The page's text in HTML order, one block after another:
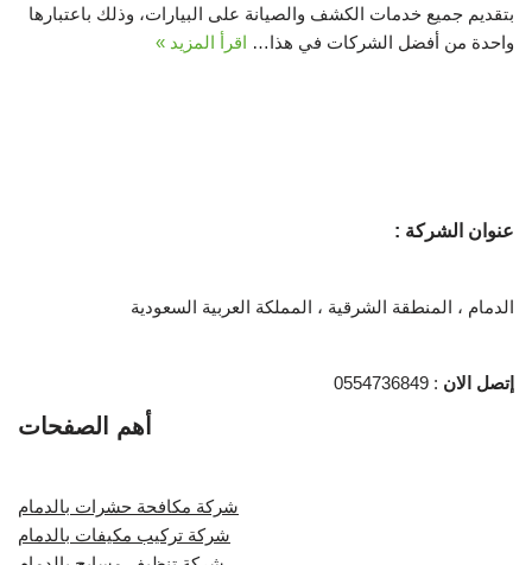
بتقديم جميع خدمات الكشف والصيانة على البيارات، وذلك باعتبارها
واحدة من أفضل الشركات في هذا…
اقرأ المزيد »
عنوان الشركة :
الدمام ، المنطقة الشرقية ، المملكة العربية السعودية
إتصل الان : 0554736849
أهم الصفحات
شركة مكافحة حشرات بالدمام
شركة تركيب مكيفات بالدمام